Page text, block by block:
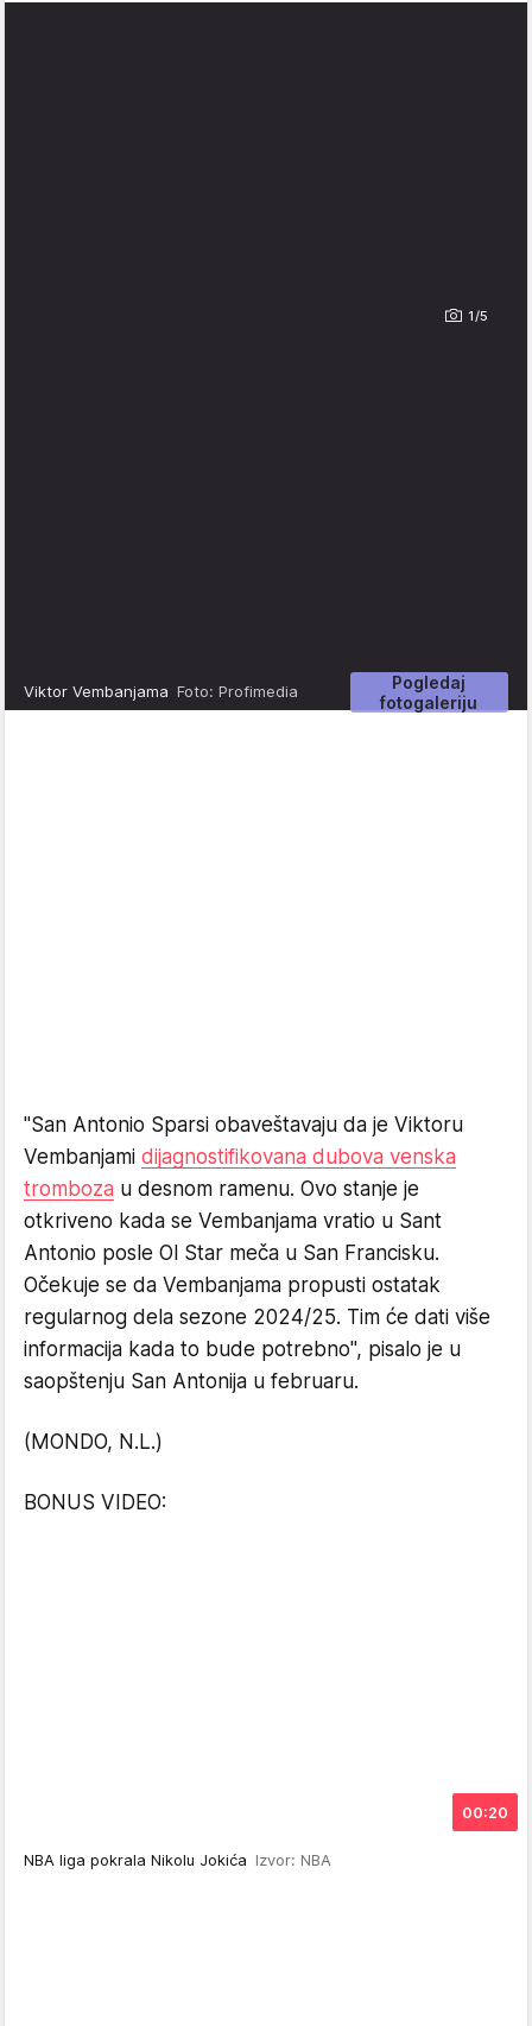
1/5
Pogledaj
fotogaleriju
Viktor Vembanjama Foto: Profimedia
"San Antonio Sparsi obaveštavaju da je Viktoru
Vembanjami dijagnostifikovana dubova venska
tromboza u desnom ramenu. Ovo stanje je
otkriveno kada se Vembanjama vratio u Sant
Antonio posle Ol Star meča u San Francisku.
Očekuje se da Vembanjama propusti ostatak
regularnog dela sezone 2024/25. Tim će dati više
informacija kada to bude potrebno", pisalo je u
saopštenju San Antonija u februaru.
(MONDO, N.L.)
BONUS VIDEO:
00:20
NBA liga pokrala Nikolu Jokića Izvor: NBA